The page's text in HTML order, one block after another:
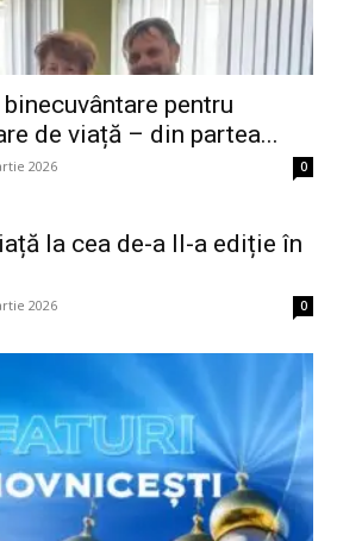
pentru
de viață – din partea...
2026 0
la cea de-a II-a ediție în
2026 0